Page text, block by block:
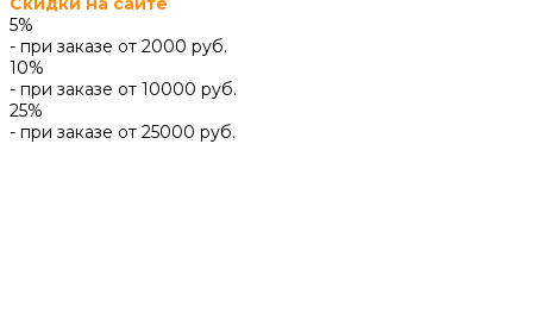
5%
- при заказе от 2000 руб.
10%
- при заказе от 10000 руб.
25%
- при заказе от 25000 руб.